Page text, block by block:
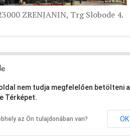
ZRENJANIN, Trg Slobode 4.
nem tudja megfelelően betölteni a
Térképet.
az Ön tulajdonában van? OK